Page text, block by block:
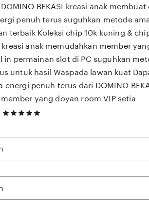
BEKASI kreasi anak
penuh terus suguhkan metode
terbaik Koleksi chip 10k kuning &
kreasi anak memudahkan member
in permainan slot di PC suguhkan
untuk hasil Waspada lawan kuat
energi penuh terus dari DOMINO
yang doyan room VIP setia
5
5
stars